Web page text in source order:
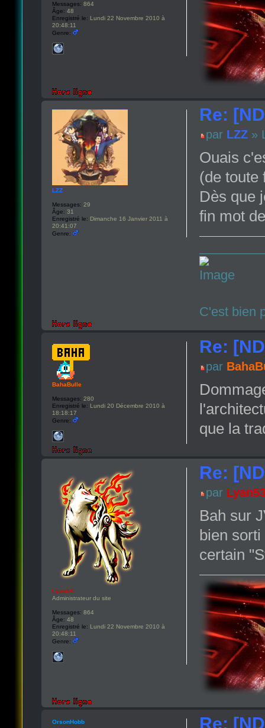
Messages: 864
Âge: 48
Enregistré le: Lundi 22 Novembre 2010 à
20:48:11
Genre:
Re:
par LZZ»
Ouais
(de toute
Dès que
fin mot
C'est bien
LZZ
Messages: 29
Âge: 31
Enregistré le: Dimanche 16 Janvier 2011 à
20:41:07
Genre:
Re:
par
que la
BahaBulle
Messages: 280
Enregistré le: Lundi 20 Décembre 2010 à
18:18:17
Genre:
Re:
par
Bah sur
bien
certain
Lyan53
Administrateur du site
Messages: 864
Âge: 48
Enregistré le: Lundi 22 Novembre 2010 à
20:48:11
Genre:
Re:
OrsonHobb